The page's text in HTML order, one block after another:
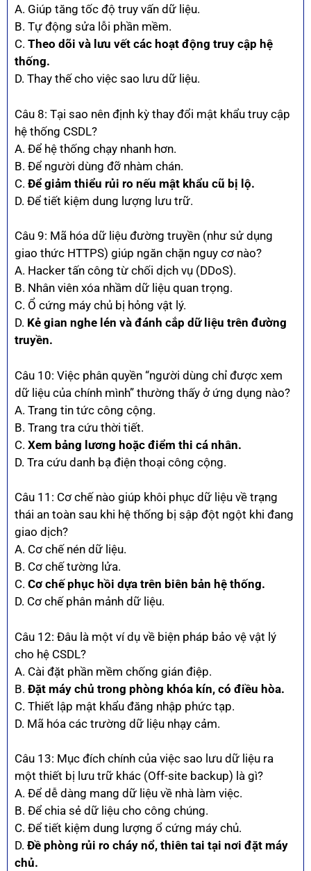
A. Giúp tăng tốc độ truy vấn dữ liệu.
B. Tự động sửa lỗi phần mềm.
C. Theo dõi và lưu vết các hoạt động truy cập hệ
thống.
D. Thay thế cho việc sao lưu dữ liệu.
Câu 8: Tại sao nên định kỳ thay đổi mật khẩu truy cập
hệ thống CSDL?
A. Để hệ thống chạy nhanh hơn.
B. Để người dùng đỡ nhàm chán.
C. Để giảm thiểu rủi ro nếu mật khẩu cũ bị lộ.
D. Để tiết kiệm dung lượng lưu trữ.
Câu 9: Mã hóa dữ liệu đường truyền (như sử dụng
giao thức HTTPS) giúp ngăn chặn nguy cơ nào?
A. Hacker tấn công từ chối dịch vụ (DDoS).
B. Nhân viên xóa nhầm dữ liệu quan trọng.
C. Ổ cứng máy chủ bị hỏng vật lý.
D. Kẻ gian nghe lén và đánh cắp dữ liệu trên đường
truyền.
Câu 10: Việc phân quyền “người dùng chỉ được xem
dữ liệu của chính mình” thường thấy ở ứng dụng nào?
A. Trang tin tức công cộng.
B. Trang tra cứu thời tiết.
C. Xem bảng lương hoặc điểm thi cá nhân.
D. Tra cứu danh bạ điện thoại công cộng.
Câu 11: Cơ chế nào giúp khôi phục dữ liệu về trạng
thái an toàn sau khi hệ thống bị sập đột ngột khi đang
giao dịch?
A. Cơ chế nén dữ liệu.
B. Cơ chế tường lửa.
C. Cơ chế phục hồi dựa trên biên bản hệ thống.
D. Cơ chế phân mảnh dữ liệu.
Câu 12: Đâu là một ví dụ về biện pháp bảo vệ vật lý
cho hệ CSDL?
A. Cài đặt phần mềm chống gián điệp.
B. Đặt máy chủ trong phòng khóa kín, có điều hòa.
C. Thiết lập mật khẩu đăng nhập phức tạp.
D. Mã hóa các trường dữ liệu nhạy cảm.
Câu 13: Mục đích chính của việc sao lưu dữ liệu ra
một thiết bị lưu trữ khác (Off-site backup) là gì?
A. Để dễ dàng mang dữ liệu về nhà làm việc.
B. Để chia sẻ dữ liệu cho công chúng.
C. Để tiết kiệm dung lượng ổ cứng máy chủ.
D. Đề phòng rủi ro cháy nổ, thiên tai tại nơi đặt máy
chủ.